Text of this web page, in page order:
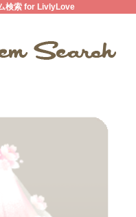
検索 for LivlyLove